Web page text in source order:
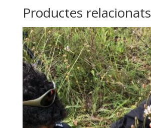
Productes relacionats